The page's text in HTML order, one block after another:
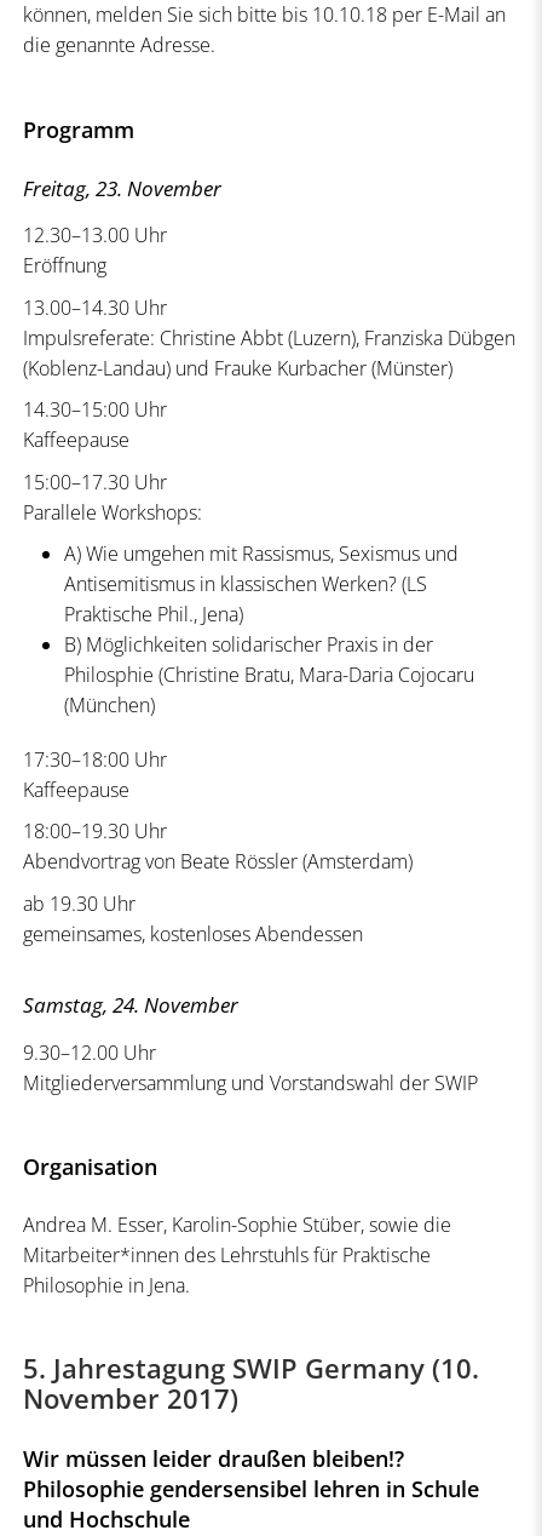
können, melden Sie sich bitte bis 10.10.18 per E-Mail an
die genannte Adresse.
Programm
Freitag, 23. November
12.30–13.00 Uhr
Eröffnung
13.00–14.30 Uhr
Impulsreferate: Christine Abbt (Luzern), Franziska Dübgen
(Koblenz-Landau) und Frauke Kurbacher (Münster)
14.30–15:00 Uhr
Kaffeepause
15:00–17.30 Uhr
Parallele Workshops:
A) Wie umgehen mit Rassismus, Sexismus und
Antisemitismus in klassischen Werken? (LS
Praktische Phil., Jena)
B) Möglichkeiten solidarischer Praxis in der
Philosphie (Christine Bratu, Mara-Daria Cojocaru
(München)
17:30–18:00 Uhr
Kaffeepause
18:00–19.30 Uhr
Abendvortrag von Beate Rössler (Amsterdam)
ab 19.30 Uhr
gemeinsames, kostenloses Abendessen
Samstag, 24. November
9.30–12.00 Uhr
Mitgliederversammlung und Vorstandswahl der SWIP
Organisation
Andrea M. Esser, Karolin-Sophie Stüber, sowie die
Mitarbeiter*innen des Lehrstuhls für Praktische
Philosophie in Jena.
5. Jahrestagung SWIP Germany (10.
November 2017)
Wir müssen leider draußen bleiben!?
Philosophie gendersensibel lehren in Schule
und Hochschule